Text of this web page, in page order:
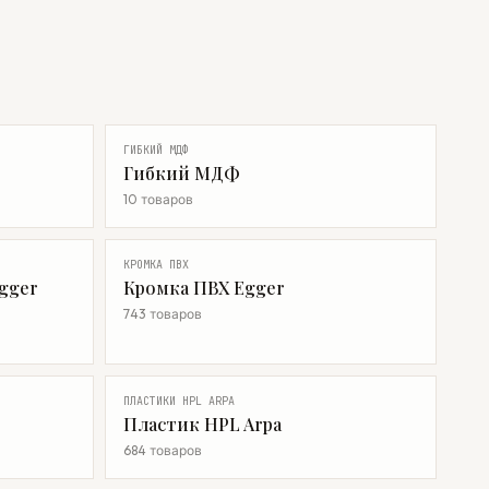
ГИБКИЙ МДФ
Гибкий МДФ
10 товаров
КРОМКА ПВХ
Кромка ПВХ Egger
743 товаров
ПЛАСТИКИ HPL ARPA
Пластик HPL Arpa
684 товаров